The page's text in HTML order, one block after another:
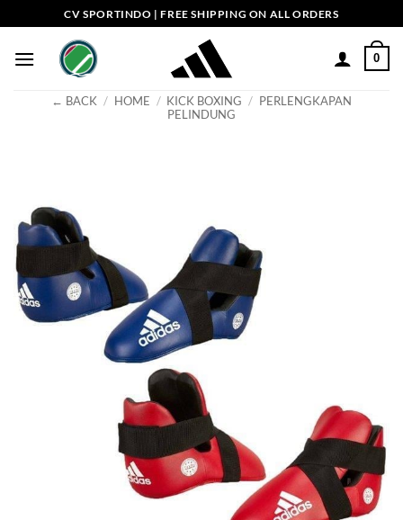
to
content
CV SPORTINDO | FREE SHIPPING ON ALL ORDERS
0
← BACK / HOME / KICK BOXING / PERLENGKAPAN
PELINDUNG